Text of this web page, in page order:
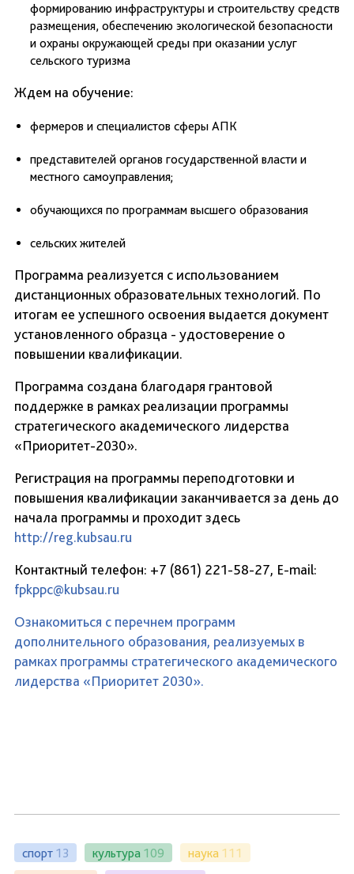
формированию инфраструктуры и строительству средств
размещения, обеспечению экологической безопасности
и охраны окружающей среды при оказании услуг
сельского туризма
Ждем на обучение:
фермеров и специалистов сферы АПК
представителей органов государственной власти и
местного самоуправления;
обучающихся по программам высшего образования
сельских жителей
Программа реализуется с использованием
дистанционных образовательных технологий. По
итогам ее успешного освоения выдается документ
установленного образца - удостоверение о
повышении квалификации.
Программа создана благодаря грантовой
поддержке в рамках реализации программы
стратегического академического лидерства
«Приоритет-2030».
Регистрация на программы переподготовки и
повышения квалификации заканчивается за день до
начала программы и проходит здесь
http://reg.kubsau.ru
Контактный телефон: +7 (861) 221-58-27, E-mail:
fpkppc@kubsau.ru
Ознакомиться с перечнем программ
дополнительного образования, реализуемых в
рамках программы стратегического академического
лидерства «Приоритет 2030».
спорт 13 культура 109 наука 111